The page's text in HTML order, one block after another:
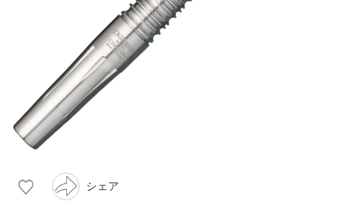
シェア